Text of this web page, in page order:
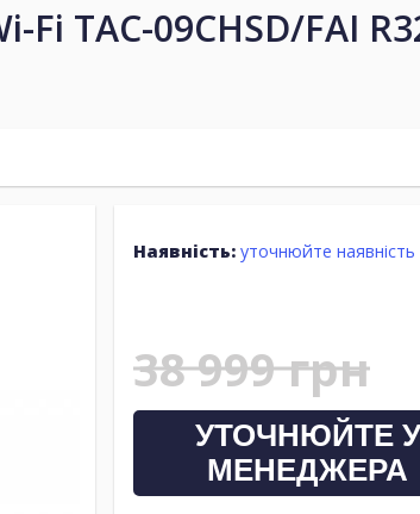
TAC-09CHSD/FAI
Наявність: уточнюйте наявність
38 999 грн
УТОЧНЮЙТЕ У
МЕНЕДЖЕРА